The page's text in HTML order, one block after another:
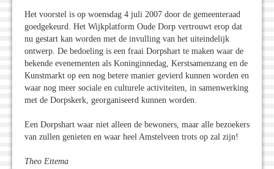
Het voorstel is op woensdag 4 juli 2007 door de gemeenteraad
goedgekeurd. Het Wijkplatform Oude Dorp vertrouwt erop dat
nu gestart kan worden met de invulling van het uiteindelijk
ontwerp. De bedoeling is een fraai Dorpshart te maken waar de
bekende evenementen als Koninginnedag, Kerstsamenzang en de
Kunstmarkt op een nog betere manier gevierd kunnen worden en
waar nog meer sociale en culturele activiteiten, in samenwerking
met de Dorpskerk, georganiseerd kunnen worden.
Een Dorpshart waar niet alleen de bewoners, maar alle bezoekers
van zullen genieten en waar heel Amstelveen trots op zal zijn!
Theo Ettema